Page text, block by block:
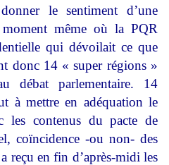
le sentiment d’une
même où la PQR
qui dévoilait ce que
donc 14 « super régions »
débat parlementaire. 14
à mettre en adéquation le
les contenus du pacte de
coïncidence -ou non- des
reçu en fin d’après-midi les